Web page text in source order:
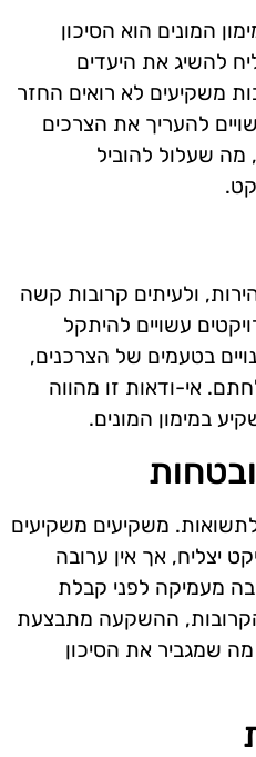
המונים הוא הסיכון
להשיג את היעדים
משקיעים לא רואים החזר
להעריך את הצרכים
מה שעלול להוביל
ולעיתים קרובות קשה
עשויים להיתקל
בטעמים של הצרכנים,
אי-ודאות זו מהווה
במימון המונים.
משקיעים משקיעים
יצליח, אך אין ערובה
מעמיקה לפני קבלת
ההשקעה מתבצעת
שמגביר את הסיכון